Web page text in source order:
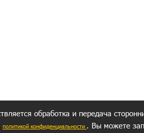
обработка и передача
политикой конфиденциальности . Вы можете